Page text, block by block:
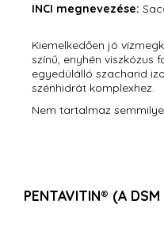
INCI megnevezése:
Kiemelkedően jó
színű, enyhén viszkózus
egyedülálló szacharid
szénhidrát komplexhez.
Nem tartalmaz
PENTAVITIN® (A